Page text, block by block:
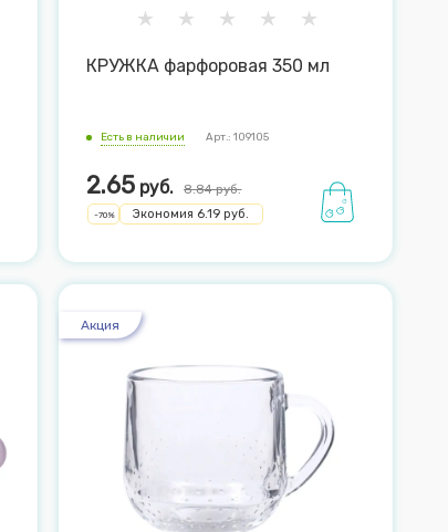
КРУЖКА фарфоровая 350 мл
Есть в наличии Арт.: 109105
2.65 руб. 8.84руб.
-70% Экономия 6.19 руб.
Акция